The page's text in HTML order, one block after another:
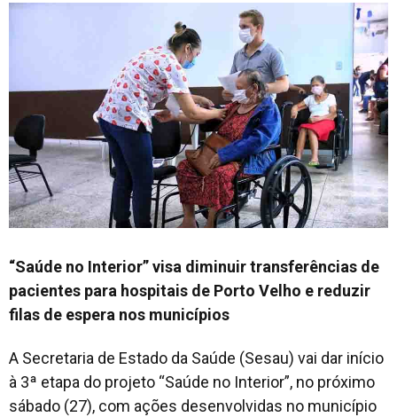
“Saúde no Interior” visa diminuir transferências de
pacientes para hospitais de Porto Velho e reduzir
filas de espera nos municípios
A Secretaria de Estado da Saúde (Sesau) vai dar início
à 3ª etapa do projeto “Saúde no Interior”, no próximo
sábado (27), com ações desenvolvidas no município